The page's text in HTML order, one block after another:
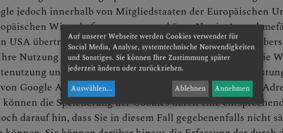
jedoch innerhalb von Mitgliedstaaten der Europäischen
Wirtschaftsraum zuvor gekürzt. Nur in
USA übertragen und dort gekürzt. Im Auftrag des
Nutzung der Website auszuwerten, um Reports über die
und der Internetnutzung verbundene
Google Analytics von Ihrem Browser übermittelte IP-
die Speicherung der Cookies durch eine
darauf hin, dass Sie in diesem Fall gegebenenfalls nicht
Auf unserer Webseite werden Cookies verwendet für
Social Media, Analyse, systemtechnische Notwendigkeiten
und Sonstiges. Sie können Ihre Zustimmung später
jederzeit ändern oder zurückziehen.
Auswählen... Ablehnen Annehmen